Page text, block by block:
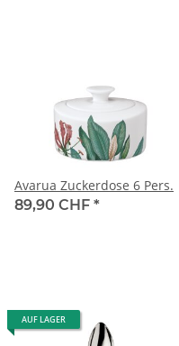
Avarua Zuckerdose 6 Pers.
89,90 CHF *
AUF LAGER